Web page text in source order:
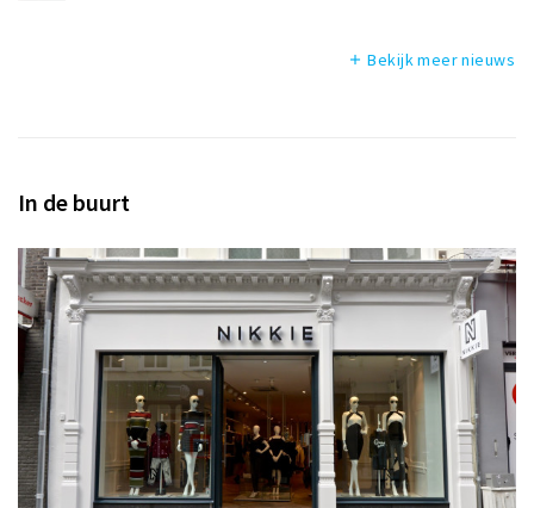
add Bekijk meer nieuws
In de buurt